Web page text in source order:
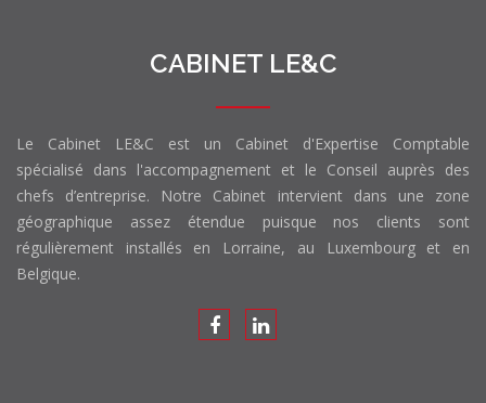
CABINET LE&C
Le Cabinet LE&C est un Cabinet d'Expertise Comptable
spécialisé dans l'accompagnement et le Conseil auprès des
chefs d’entreprise. Notre Cabinet intervient dans une zone
géographique assez étendue puisque nos clients sont
régulièrement installés en Lorraine, au Luxembourg et en
Belgique.